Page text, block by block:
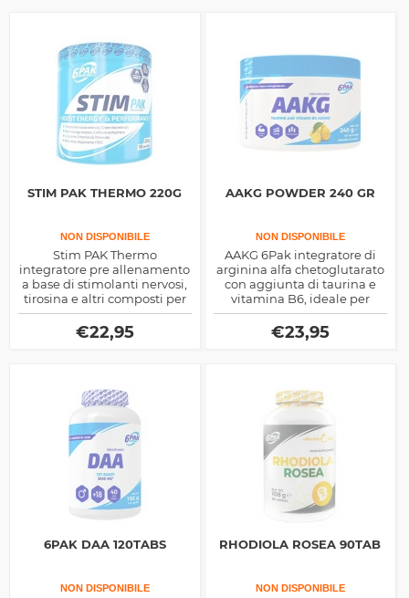
STIM PAK THERMO 220G
NON DISPONIBILE
Stim PAK Thermo
integratore pre allenamento
a base di stimolanti nervosi,
tirosina e altri composti per
migliorare la prestazione
fisica e determinare un più
veloce dimagrimento
€22,95
AAKG POWDER 240 GR
NON DISPONIBILE
AAKG 6Pak integratore di
arginina alfa chetoglutarato
con aggiunta di taurina e
vitamina B6, ideale per
stimolare il pump muscolare
ed anche una serie di altri
effetti sportivi e salutistici
€23,95
6PAK DAA 120TABS
NON DISPONIBILE
RHODIOLA ROSEA 90TAB
NON DISPONIBILE